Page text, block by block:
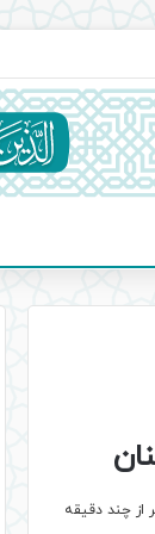
از چند دقیقه